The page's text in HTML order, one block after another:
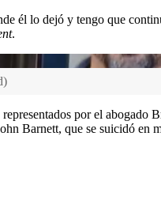
él lo dejó y tengo que
.
)
por el abogado
Barnett, que se suicidó en